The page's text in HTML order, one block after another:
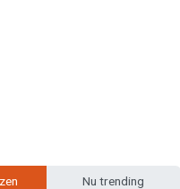
Nu trending